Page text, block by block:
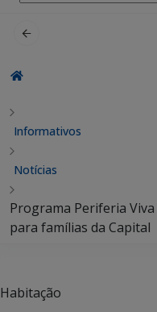
por:
Informativos
Notícias
Programa Periferia
para famílias da Capital
Habitação